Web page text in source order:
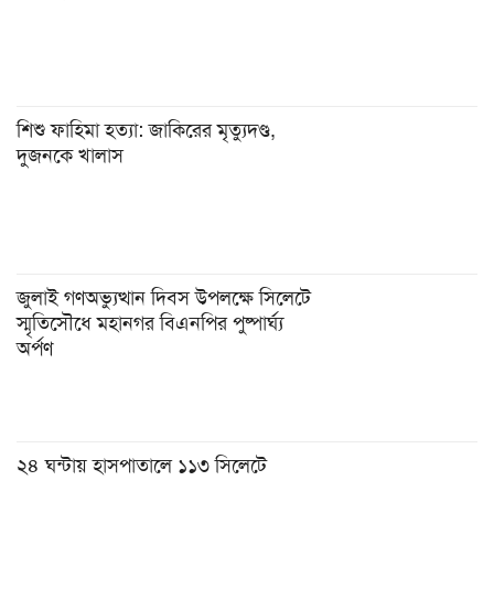
শিশু ফাহিমা হত্যা: জাকিরের মৃত্যুদণ্ড,
দুজনকে খালাস
জুলাই গণঅভ্যুত্থান দিবস উপলক্ষে সিলেটে
স্মৃতিসৌধে মহানগর বিএনপির পুষ্পার্ঘ্য
অর্পণ
২৪ ঘন্টায় হাসপাতালে ১১৩ সিলেটে